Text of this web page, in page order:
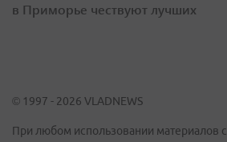
в Приморье чествуют лучших
© 1997 - 2026 VLADNEWS
При любом использовании материалов